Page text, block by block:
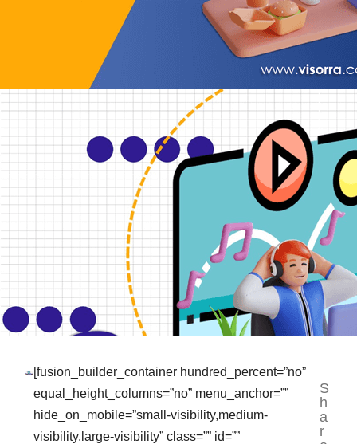
[fusion_builder_container hundred_percent=”no”
equal_height_columns=”no” menu_anchor=””
hide_on_mobile=”small-visibility,medium-
visibility,large-visibility” class=”” id=””
S
h
a
r
NEXT
Jasa